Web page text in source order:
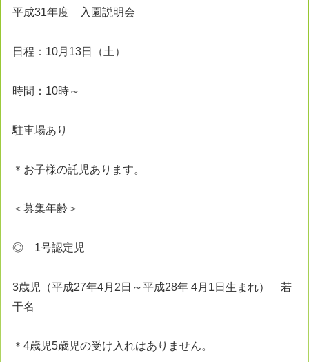
平成31年度 入園説明会
日程：10月13日（土）
時間：10時～
駐車場あり
＊お子様の託児あります。
＜募集年齢＞
◎ 1号認定児
3歳児（平成27年4月2日～平成28年 4月1日生まれ） 若
干名
＊4歳児5歳児の受け入れはありません。